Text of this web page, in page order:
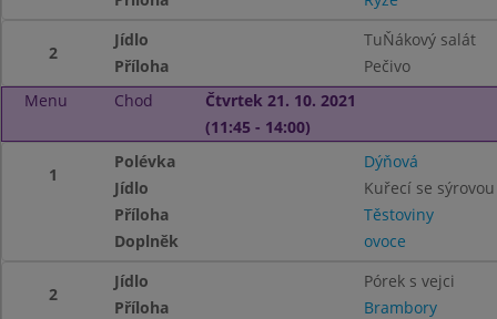
2
Jídlo
TuŇákový salát
Příloha
Pečivo
Menu
Chod
Čtvrtek 21. 10. 2021
(11:45 - 14:00)
1
Polévka
Dýňová
Jídlo
Kuřecí se
Příloha
Těstoviny
Doplněk
ovoce
2
Jídlo
Pórek s vejci
Příloha
Brambory